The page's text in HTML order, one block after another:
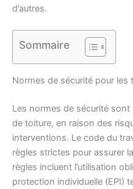
d’autres.
Sommaire
Normes de sécurité pour les
Les normes de sécurité
de toiture, en raison des
interventions. Le code du
règles strictes pour assurer
règles incluent l’utilisation
protection individuelle (EPI)